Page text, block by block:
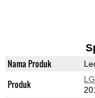
Nama Produk
Produk